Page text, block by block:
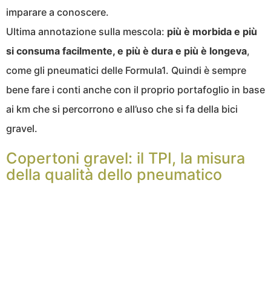
imparare a conoscere.
Ultima annotazione sulla mescola: più è morbida e più
si consuma facilmente, e più è dura e più è longeva,
come gli pneumatici delle Formula1. Quindi è sempre
bene fare i conti anche con il proprio portafoglio in base
ai km che si percorrono e all’uso che si fa della bici
gravel.
Copertoni gravel: il TPI, la misura
della qualità dello pneumatico